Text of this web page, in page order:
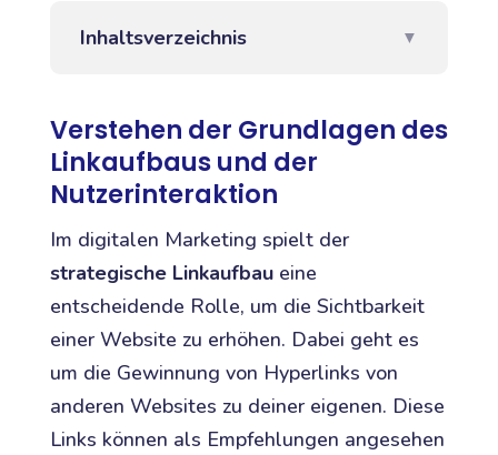
Inhaltsverzeichnis ▼
Verstehen der Grundlagen des
Linkaufbaus und der
Nutzerinteraktion
Im digitalen Marketing spielt der
strategische Linkaufbaueine
entscheidende Rolle, um die Sichtbarkeit
einer Website zu erhöhen. Dabei geht es
um die Gewinnung von Hyperlinks von
anderen Websites zu deiner eigenen. Diese
Links können als Empfehlungen angesehen